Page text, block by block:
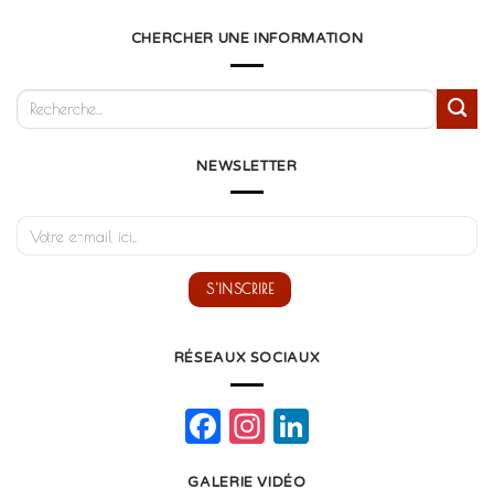
CHERCHER UNE INFORMATION
NEWSLETTER
RÉSEAUX SOCIAUX
Facebook
Instagram
GALERIE VIDÉO